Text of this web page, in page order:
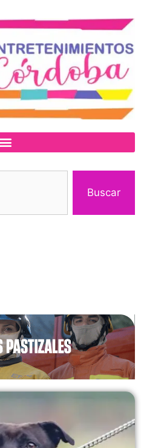
Buscar